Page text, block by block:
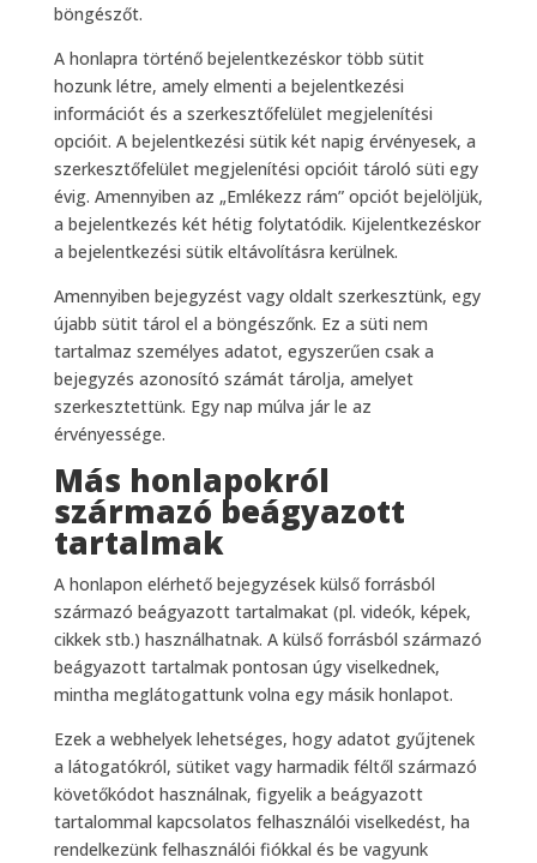
böngészőt.
A honlapra történő bejelentkezéskor több sütit
hozunk létre, amely elmenti a bejelentkezési
információt és a szerkesztőfelület megjelenítési
opcióit. A bejelentkezési sütik két napig érvényesek, a
szerkesztőfelület megjelenítési opcióit tároló süti egy
évig. Amennyiben az „Emlékezz rám” opciót bejelöljük,
a bejelentkezés két hétig folytatódik. Kijelentkezéskor
a bejelentkezési sütik eltávolításra kerülnek.
Amennyiben bejegyzést vagy oldalt szerkesztünk, egy
újabb sütit tárol el a böngészőnk. Ez a süti nem
tartalmaz személyes adatot, egyszerűen csak a
bejegyzés azonosító számát tárolja, amelyet
szerkesztettünk. Egy nap múlva jár le az
érvényessége.
Más honlapokról
származó beágyazott
tartalmak
A honlapon elérhető bejegyzések külső forrásból
származó beágyazott tartalmakat (pl. videók, képek,
cikkek stb.) használhatnak. A külső forrásból származó
beágyazott tartalmak pontosan úgy viselkednek,
mintha meglátogattunk volna egy másik honlapot.
Ezek a webhelyek lehetséges, hogy adatot gyűjtenek
a látogatókról, sütiket vagy harmadik féltől származó
követőkódot használnak, figyelik a beágyazott
tartalommal kapcsolatos felhasználói viselkedést, ha
rendelkezünk felhasználói fiókkal és be vagyunk